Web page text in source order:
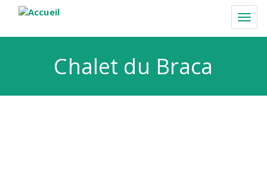
Chalet du Braca